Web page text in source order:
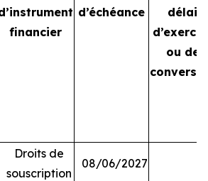
financier
d’échéance
délai
ou de
Droits de
souscription
08/06/2027